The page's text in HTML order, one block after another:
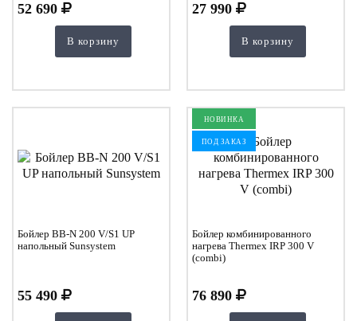
52 690
В корзину
27 990
В корзину
Бойлер BB-N 200 V/S1 UP
напольный Sunsystem
55 490
НОВИНКА
ПОД ЗАКАЗ
Бойлер комбинированного
нагрева Thermex IRP 300 V
(combi)
76 890